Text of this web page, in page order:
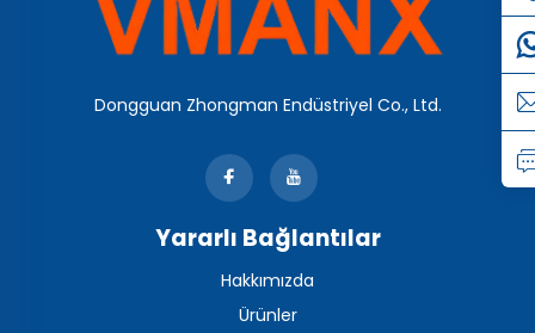
Dongguan Zhongman Endüstriyel Co., Ltd.
Yararlı Bağlantılar
Hakkımızda
Ürünler